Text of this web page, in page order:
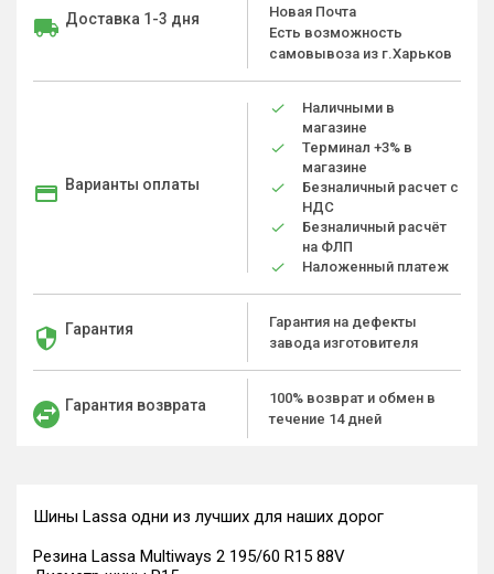
Доставка 1-3 дня
Новая Почта
Есть возможность
самовывоза из г.Харьков
Варианты оплаты
Наличными в
магазине
Терминал +3% в
магазине
Безналичный расчет с
НДС
Безналичный расчёт
на ФЛП
Наложенный платеж
Гарантия
Гарантия на дефекты
завода изготовителя
Гарантия возврата
100% возврат и обмен в
течение 14 дней
Шины Lassa одни из лучших для наших дорог
Резина Lassa Multiways 2 195/60 R15 88V